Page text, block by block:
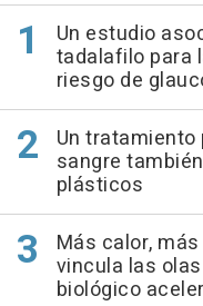
Un estudio
tadalafilo para
riesgo de
Un
sangre
plásticos
Más calor,
vincula las
biológico